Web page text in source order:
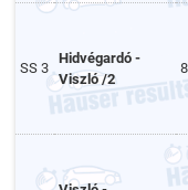
SS 3
Hidvégardó -
Viszló /2